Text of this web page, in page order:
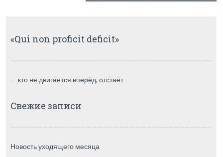
«Qui non proficit deficit»
— кто не двигается вперёд, отстаёт
Свежие записи
Новость уходящего месяца